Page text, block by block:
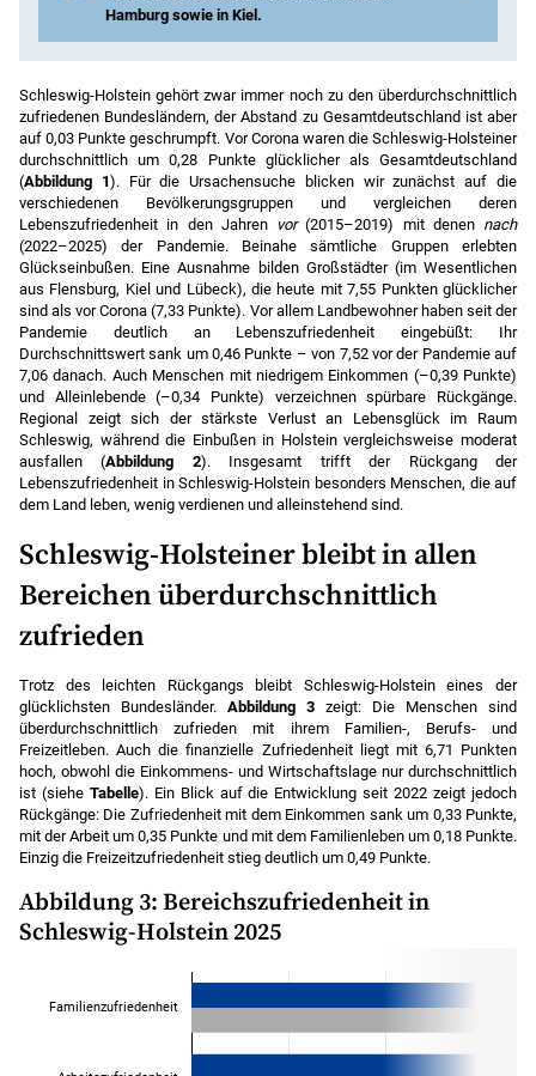
Hamburg sowie in Kiel.
Anmerkungen: Allgemeine Lebenszufriedenheit
(»völlig zufrieden«). Für die Repräsentativität
wurden Gewichtungsfaktoren genutzt.
Quelle : Eigene Berechnungen auf Grundlage der
Glücksatlas-Datenbank 2025.
Schleswig-Holstein gehört zwar immer noch zu den überdurchschnittlich
zufriedenen Bundesländern, der Abstand zu Gesamtdeutschland ist aber
auf 0,03 Punkte geschrumpft. Vor Corona waren die Schleswig-Holsteiner
durchschnittlich um 0,28 Punkte glücklicher als Gesamtdeutschland
(Abbildung 1). Für die Ursachensuche blicken wir zunächst auf die
verschiedenen Bevölkerungsgruppen und vergleichen deren
Lebenszufriedenheit in den Jahren vor(2015–2019) mit denen nach
(2022–2025) der Pandemie. Beinahe sämtliche Gruppen erlebten
Glückseinbußen. Eine Ausnahme bilden Großstädter (im Wesentlichen
aus Flensburg, Kiel und Lübeck), die heute mit 7,55 Punkten glücklicher
sind als vor Corona (7,33 Punkte). Vor allem Landbewohner haben seit der
Pandemie deutlich an Lebenszufriedenheit eingebüßt: Ihr
Durchschnittswert sank um 0,46 Punkte – von 7,52 vor der Pandemie auf
7,06 danach. Auch Menschen mit niedrigem Einkommen (–0,39 Punkte)
und Alleinlebende (–0,34 Punkte) verzeichnen spürbare Rückgänge.
Regional zeigt sich der stärkste Verlust an Lebensglück im Raum
Schleswig, während die Einbußen in Holstein vergleichsweise moderat
ausfallen (Abbildung 2). Insgesamt trifft der Rückgang der
Lebenszufriedenheit in Schleswig-Holstein besonders Menschen, die auf
dem Land leben, wenig verdienen und alleinstehend sind.
Schleswig-Holsteiner bleibt in allen
Bereichen überdurchschnittlich
zufrieden
Trotz des leichten Rückgangs bleibt Schleswig-Holstein eines der
glücklichsten Bundesländer. Abbildung 3 zeigt: Die Menschen sind
überdurchschnittlich zufrieden mit ihrem Familien-, Berufs- und
Freizeitleben. Auch die finanzielle Zufriedenheit liegt mit 6,71 Punkten
hoch, obwohl die Einkommens- und Wirtschaftslage nur durchschnittlich
ist (siehe Tabelle). Ein Blick auf die Entwicklung seit 2022 zeigt jedoch
Rückgänge: Die Zufriedenheit mit dem Einkommen sank um 0,33 Punkte,
mit der Arbeit um 0,35 Punkte und mit dem Familienleben um 0,18 Punkte.
Einzig die Freizeitzufriedenheit stieg deutlich um 0,49 Punkte.
Abbildung 3: Bereichszufriedenheit in
Schleswig-Holstein 2025